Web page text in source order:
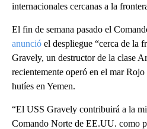
internacionales cercanas a la
El fin de semana pasado el
anunció el despliegue “cerca de la
Gravely, un destructor de la clase
recientemente operó en el mar
hutíes en Yemen.
“El USS Gravely contribuirá a la
Comando Norte de EE.UU. como